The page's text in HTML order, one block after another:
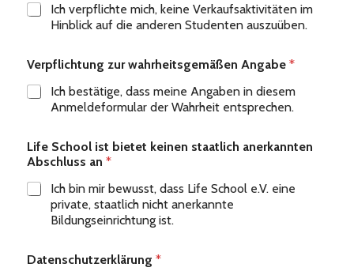
Ich verpflichte mich, keine Verkaufsaktivitäten im
Hinblick auf die anderen Studenten auszuüben.
Verpflichtung zur wahrheitsgemäßen Angabe *
Ich bestätige, dass meine Angaben in diesem
Anmeldeformular der Wahrheit entsprechen.
Life School ist bietet keinen staatlich anerkannten
Abschluss an *
Ich bin mir bewusst, dass Life School e.V. eine
private, staatlich nicht anerkannte
Bildungseinrichtung ist.
Datenschutzerklärung *